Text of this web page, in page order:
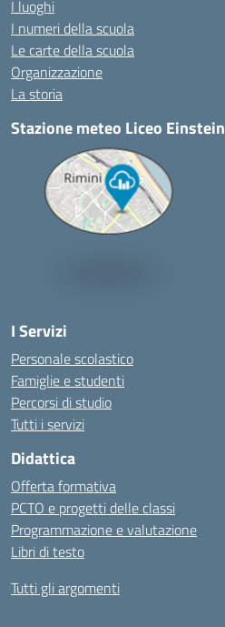
I luoghi
I numeri della scuola
Le carte della scuola
Organizzazione
La storia
Stazione meteo Liceo Einstein
I Servizi
Personale scolastico
Famiglie e studenti
Percorsi di studio
Tutti i servizi
Didattica
Offerta formativa
PCTO e progetti delle classi
Programmazione e valutazione
Libri di testo
Tutti gli argomenti